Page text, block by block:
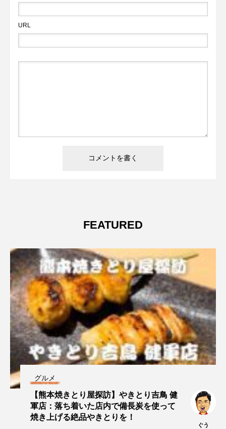
URL
FEATURED
グルメ
【熊本焼きとり屋探訪】やきとり吉鳥 健
軍店：落ち着いた店内で備長炭を使って
焼き上げる絶品やきとりを！
ぐう